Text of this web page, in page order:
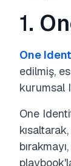
1.
One
edilmiş,
kurumsal
One